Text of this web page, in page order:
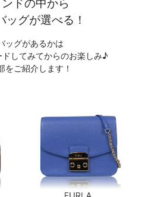
ッグが選べる！
ッグがあるかは
してみてからのお楽しみ♪
をご紹介します！